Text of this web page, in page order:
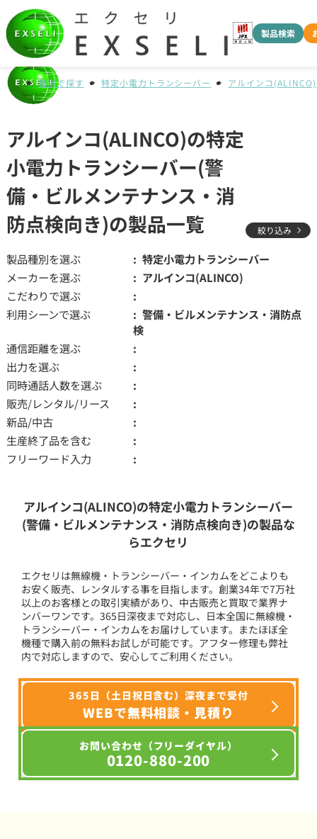
製品検索
種別で探す 特定小電力トランシーバー アルインコ(ALINCO)
アルインコ(ALINCO)の特定
小電力トランシーバー(警
備・ビルメンテナンス・消
防点検向き)の製品一覧
絞り込み
製品種別を選ぶ
特定小電力トランシーバー
メーカーを選ぶ
アルインコ(ALINCO)
こだわりで選ぶ
利用シーンで選ぶ
警備・ビルメンテナンス・消防点
検
通信距離を選ぶ
出力を選ぶ
同時通話人数を選ぶ
販売/レンタル/リース
新品/中古
生産終了品を含む
フリーワード入力
アルインコ(ALINCO)の特定小電力トランシーバー
(警備・ビルメンテナンス・消防点検向き)の製品な
らエクセリ
エクセリは無線機・トランシーバー・インカムをどこよりも
お安く販売、レンタルする事を目指します。創業34年で7万社
以上のお客様との取引実績があり、中古販売と買取で業界ナ
ンバーワンです。365日深夜まで対応し、日本全国に無線機・
トランシーバー・インカムをお届けしています。またほぼ全
機種で購入前の無料お試しが可能です。アフター修理も弊社
内で対応しますので、安心してご利用ください。
365日（土日祝日含む）深夜まで受付
WEBで無料相談・見積り
お問い合わせ（フリーダイヤル）
0120-880-200